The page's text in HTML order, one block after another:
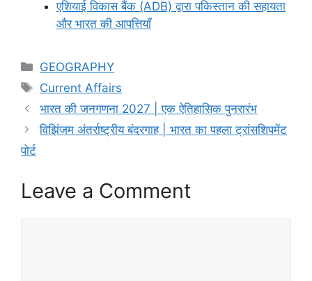
एशियाई विकास बैंक (ADB) द्वारा पकिस्तान की सहायता
और भारत की आपत्तियाँ
Categories
GEOGRAPHY
Tags
Current Affairs
भारत की जनगणना 2027 | एक ऐतिहासिक पुनरारंभ
विझिंजम अंतर्राष्ट्रीय बंदरगाह | भारत का पहला ट्रांसशिपमेंट
पोर्ट
Leave a Comment